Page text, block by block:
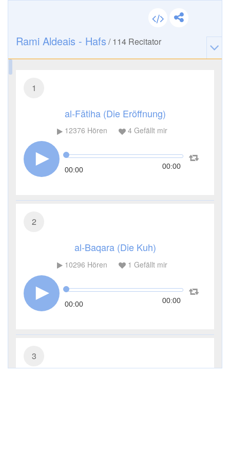
Rami Aldeais - Hafs /114 Recitator
1
al-Fātiha (Die Eröffnung)
12376 Hören 4Gefällt mir
00:00 00:00
2
al-Baqara (Die Kuh)
10296 Hören 1 Gefällt mir
00:00 00:00
3